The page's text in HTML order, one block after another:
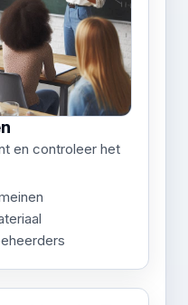
en controleer het